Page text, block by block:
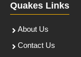
Quakes Links
About Us
Contact Us